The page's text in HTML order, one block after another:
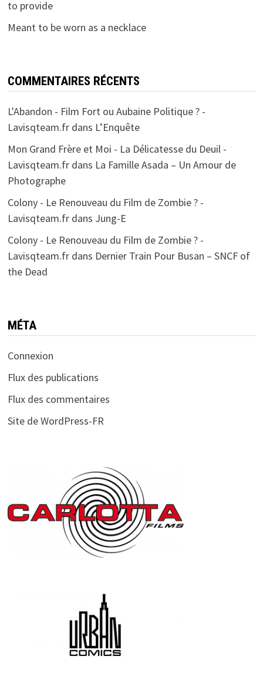
to provide
Meant to be worn as a necklace
COMMENTAIRES RÉCENTS
L'Abandon - Film Fort ou Aubaine Politique ? -
Lavisqteam.frdans L’Enquête
Mon Grand Frère et Moi - La Délicatesse du Deuil -
Lavisqteam.frdans La Famille Asada – Un Amour de
Photographe
Colony - Le Renouveau du Film de Zombie ? -
Lavisqteam.frdans Jung-E
Colony - Le Renouveau du Film de Zombie ? -
Lavisqteam.frdans Dernier Train Pour Busan – SNCF of
the Dead
MÉTA
Connexion
Flux des publications
Flux des commentaires
Site de WordPress-FR